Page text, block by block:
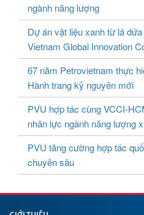
ngành năng lượng
Dự án vật liệu xanh từ lá
Vietnam Global Innovation
67 năm Petrovietnam thực
Hành trang kỷ nguyên mới
PVU hợp tác cùng VCCI-
nhân lực ngành năng lượng
PVU tăng cường hợp tác
chuyên sâu